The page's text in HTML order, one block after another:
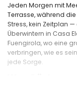
Jeden Morgen mit
Terrasse, während
Stress, kein Zeitplan
Überwintern in Casa
Fuengirola, wo eine
verbringen, wie es
jede Sorge.